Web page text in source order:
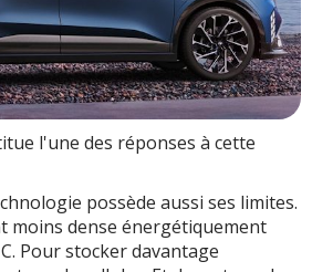
l'une des réponses à cette
possède aussi ses limites.
moins dense énergétiquement
Pour stocker davantage